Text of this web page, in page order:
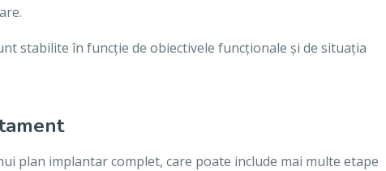
stabilite în funcție de obiectivele funcționale și de situația
plan implantar complet, care poate include mai multe etape